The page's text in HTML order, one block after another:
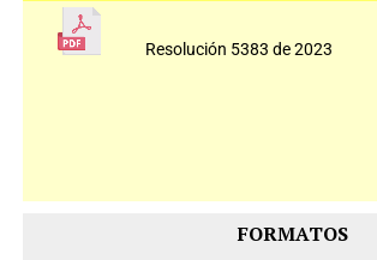
Resolución 5383 de 2023
FORMATOS